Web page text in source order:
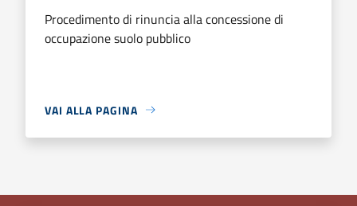
Procedimento di rinuncia alla concessione di
occupazione suolo pubblico
VAI ALLA PAGINA